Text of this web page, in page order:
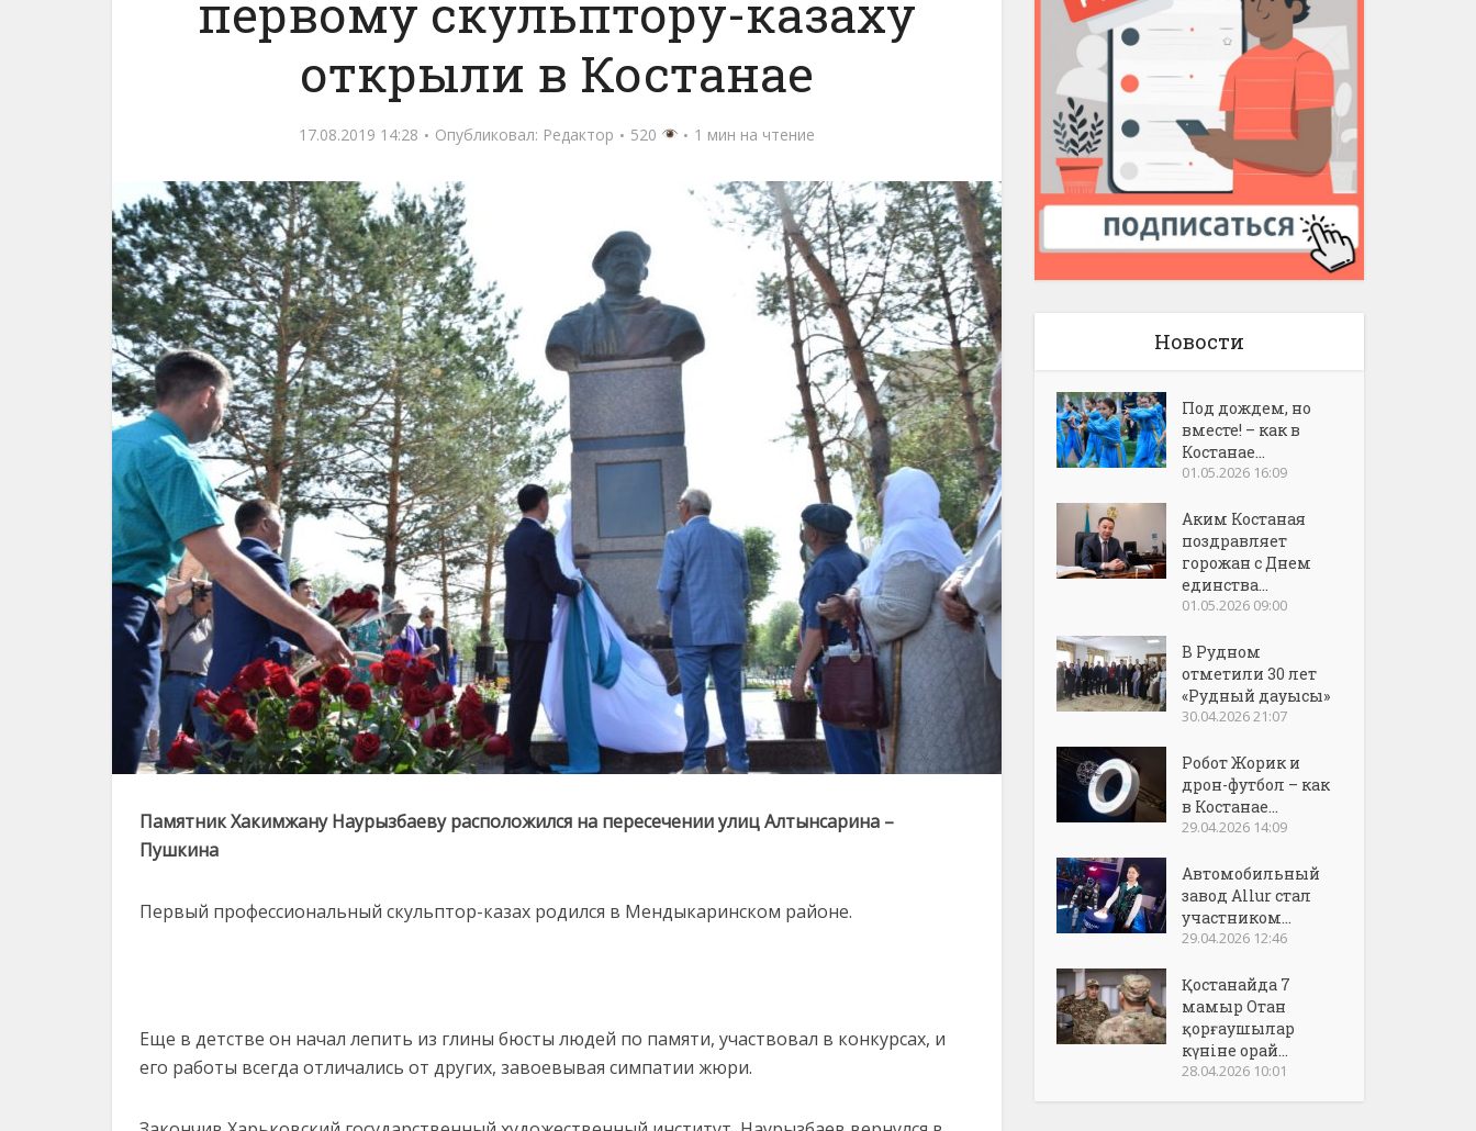
первому скульптору-казаху
открыли в Костанае
17.08.2019 14:28 Опубликовал: Редактор 520 1 мин на чтение
Памятник Хакимжану Наурызбаеву расположился на пересечении улиц Алтынсарина –
Пушкина
Первый профессиональный скульптор-казах родился в Мендыкаринском районе.
Еще в детстве он начал лепить из глины бюсты людей по памяти, участвовал в конкурсах, и
его работы всегда отличались от других, завоевывая симпатии жюри.
Новости
Под дождем, но
вместе! – как в
Костанае...
01.05.2026 16:09
Аким Костаная
поздравляет
горожан с Днем
единства...
01.05.2026 09:00
В Рудном
отметили 30 лет
«Рудный дауысы»
30.04.2026 21:07
Робот Жорик и
дрон-футбол – как
в Костанае...
29.04.2026 14:09
Автомобильный
завод Allur стал
участником...
29.04.2026 12:46
Қостанайда 7
мамыр Отан
қорғаушылар
күніне орай...
28.04.2026 10:01